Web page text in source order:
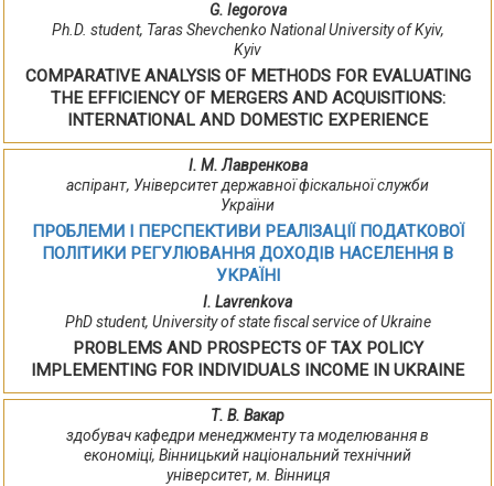
G. Iegorova
Ph.D. student, Taras Shevchenko National University of Kyiv,
Kyiv
COMPARATIVE ANALYSIS OF METHODS FOR EVALUATING
THE EFFICIENCY OF MERGERS AND ACQUISITIONS:
INTERNATIONAL AND DOMESTIC EXPERIENCE
І. М. Лавренкова
аспірант, Університет державної фіскальної служби
України
ПРОБЛЕМИ І ПЕРСПЕКТИВИ РЕАЛІЗАЦІЇ ПОДАТКОВОЇ
ПОЛІТИКИ РЕГУЛЮВАННЯ ДОХОДІВ НАСЕЛЕННЯ В
УКРАЇНІ
I. Lavrenkova
PhD student, University of state fiscal service of Ukraine
PROBLEMS AND PROSPECTS OF TAX POLICY
IMPLEMENTING FOR INDIVIDUALS INCOME IN UKRAINE
Т. В. Вакар
здобувач кафедри менеджменту та моделювання в
економіці, Вінницький національний технічний
університет, м. Вінниця